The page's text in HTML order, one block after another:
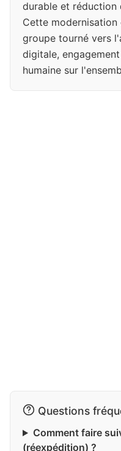
durable et réduction
Cette
groupe tourné vers
digitale,
humaine sur
Questions
Comment faire
(réexpédition) ?